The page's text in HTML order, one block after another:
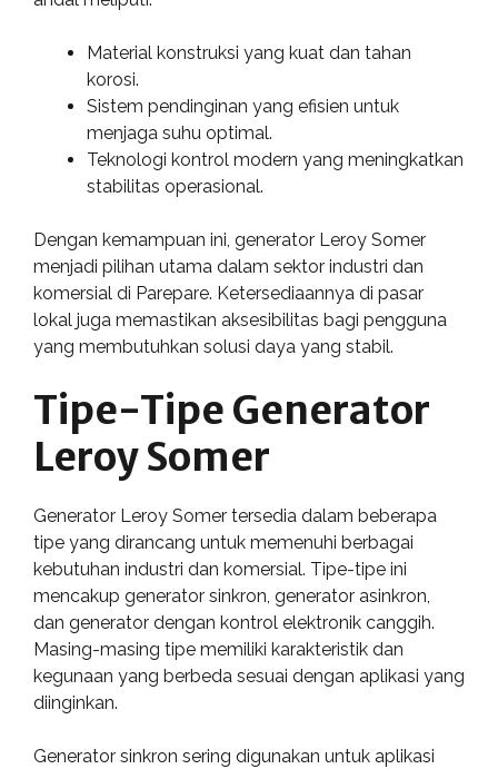
Material konstruksi yang kuat dan tahan
korosi.
Sistem pendinginan yang efisien untuk
menjaga suhu optimal.
Teknologi kontrol modern yang meningkatkan
stabilitas operasional.
Dengan kemampuan ini, generator Leroy Somer
menjadi pilihan utama dalam sektor industri dan
komersial di Parepare. Ketersediaannya di pasar
lokal juga memastikan aksesibilitas bagi pengguna
yang membutuhkan solusi daya yang stabil.
Tipe-Tipe Generator
Leroy Somer
Generator Leroy Somer tersedia dalam beberapa
tipe yang dirancang untuk memenuhi berbagai
kebutuhan industri dan komersial. Tipe-tipe ini
mencakup generator sinkron, generator asinkron,
dan generator dengan kontrol elektronik canggih.
Masing-masing tipe memiliki karakteristik dan
kegunaan yang berbeda sesuai dengan aplikasi yang
diinginkan.
Generator sinkron sering digunakan untuk aplikasi